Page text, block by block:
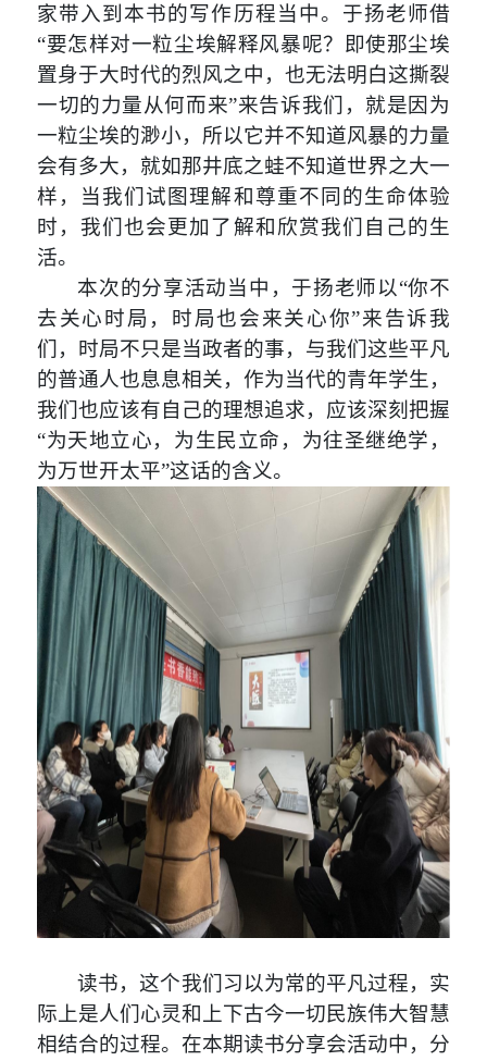
家带入到本书的写作历程当中。 于扬老师借
“要怎样对一粒尘埃解释风暴呢？即使那尘埃
置身于大时代的烈风之中，也无法明白这撕裂
一切的力量从何而来”来告诉我们，就是因为
一粒尘埃的渺小，所以它并不知道风暴的力量
会有多大，就如那井底之蛙不知道世界之大一
样，当我们试图理解和尊重不同的生命体验
时，我们也会更加了解和欣赏我们自己的生
活。
本次的分享活动当中，于扬老师以“你不
去关心时局，时局也会来关心你”来告诉我
们，时局不只是当政者的事，与我们这些平凡
的普通人也息息相关，作为当代的青年学生，
我们也应该有自己的理想追求，应该深刻把握
“为天地立心，为生民立命，为往圣继绝学，
为万世开太平”这话的含义。
读书，这个我们习以为常的平凡过程，实
际上是人们心灵和上下古今一切民族伟大智慧
相结合的过程。在本期读书分享会活动中， 分